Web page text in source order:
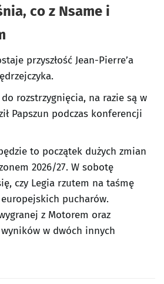
co z Nsame i
przyszłość Jean-Pierre’a
rozstrzygnięcia, na razie są w
Papszun podczas konferencji
to początek dużych zmian
2026/27. W sobotę
czy Legia rzutem na taśmę
pucharów.
z Motorem oraz
w dwóch innych